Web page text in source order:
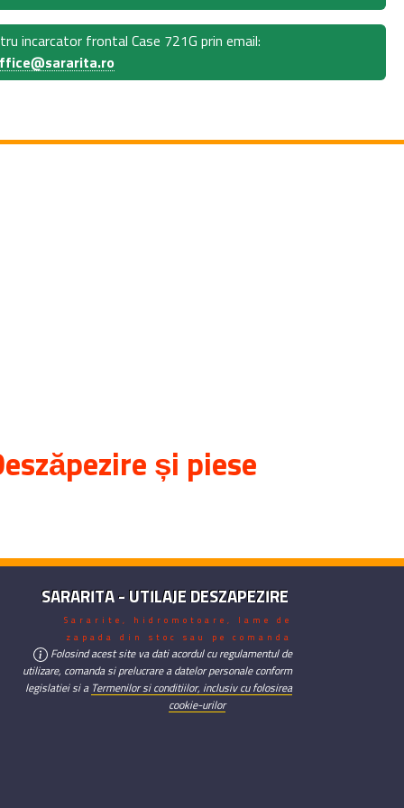
incarcator frontal Case 721G prin email:
și piese
SARARITA - UTILAJE DESZAPEZIRE
Sararite, hidromotoare, lame de
zapada din stoc sau pe comanda
Folosind acest site va dati acordul cu regulamentul de
utilizare, comanda si prelucrare a datelor personale conform
legislatiei si a Termenilor si conditiilor, inclusiv cu folosirea
cookie-urilor